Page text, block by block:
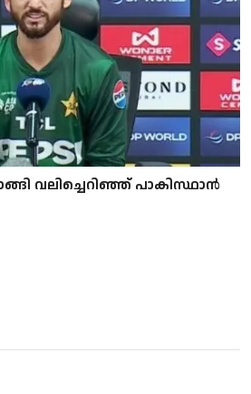
വലിച്ചെറിഞ്ഞ് പാകിസ്ഥാൻ